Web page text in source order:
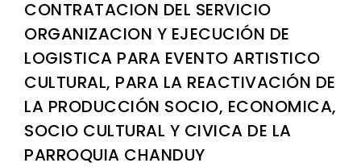
CONTRATACION DEL SERVICIO
ORGANIZACION Y EJECUCIÓN DE
LOGISTICA PARA EVENTO ARTISTICO
CULTURAL, PARA LA REACTIVACIÓN DE
LA PRODUCCIÓN SOCIO, ECONOMICA,
SOCIO CULTURAL Y CIVICA DE LA
PARROQUIA CHANDUY